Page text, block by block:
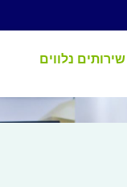
שירותים נלווים